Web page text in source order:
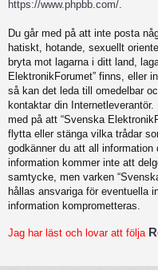
https://www.phpbb.com/
Du går med på att inte posta
hatiskt, hotande, sexuellt
bryta mot lagarna i ditt land,
ElektronikForumet” finns, eller
så kan det leda till omedelbar
kontaktar din
med på att “Svenska
flytta eller stänga vilka trådar
godkänner du att all
information kommer inte att
samtycke, men varken
hållas ansvariga för eventuella
information komprometteras.
Jag har läst och lovar att följa